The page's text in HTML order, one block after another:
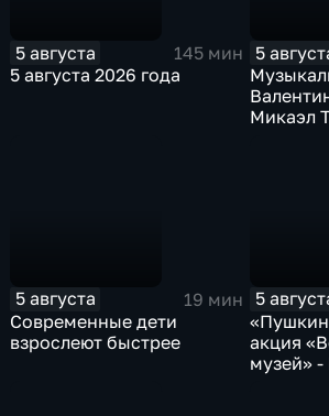
5 августа
145 мин
5 августа 2026 года
5
Микаэл
5 августа
19 мин
Современные дети
взрослеют быстрее
5
акция
музей»